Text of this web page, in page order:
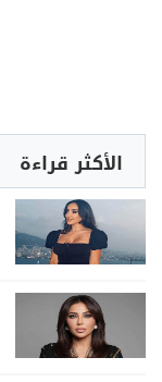
الأكثر قراءة